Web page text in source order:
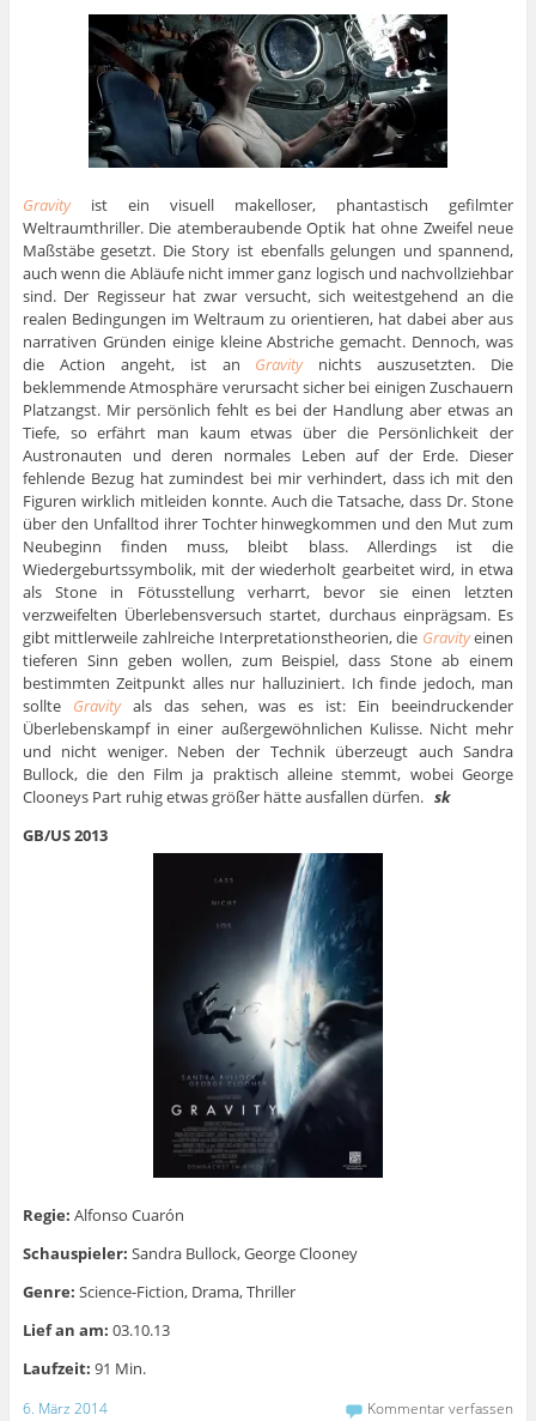
Gravity
ist ein visuell makelloser, phantastisch gefilmter
Weltraumthriller. Die atemberaubende Optik hat ohne Zweifel neue
Maßstäbe gesetzt. Die Story ist ebenfalls gelungen und spannend,
auch wenn die Abläufe nicht immer ganz logisch und nachvollziehbar
sind. Der Regisseur hat zwar versucht, sich weitestgehend an die
realen Bedingungen im Weltraum zu orientieren, hat dabei aber aus
narrativen Gründen einige kleine Abstriche gemacht. Dennoch, was
die Action angeht, ist an Gravitynichts auszusetzten. Die
beklemmende Atmosphäre verursacht sicher bei einigen Zuschauern
Platzangst. Mir persönlich fehlt es bei der Handlung aber etwas an
Tiefe, so erfährt man kaum etwas über die Persönlichkeit der
Austronauten und deren normales Leben auf der Erde. Dieser
fehlende Bezug hat zumindest bei mir verhindert, dass ich mit den
Figuren wirklich mitleiden konnte. Auch die Tatsache, dass Dr. Stone
über den Unfalltod ihrer Tochter hinwegkommen und den Mut zum
Neubeginn finden muss, bleibt blass. Allerdings ist die
Wiedergeburtssymbolik, mit der wiederholt gearbeitet wird, in etwa
als Stone in Fötusstellung verharrt, bevor sie einen letzten
verzweifelten Überlebensversuch startet, durchaus einprägsam. Es
gibt mittlerweile zahlreiche Interpretationstheorien, die Gravityeinen
tieferen Sinn geben wollen, zum Beispiel, dass Stone ab einem
bestimmten Zeitpunkt alles nur halluziniert. Ich finde jedoch, man
sollte Gravity als das sehen, was es ist: Ein beeindruckender
Überlebenskampf in einer außergewöhnlichen Kulisse. Nicht mehr
und nicht weniger. Neben der Technik überzeugt auch Sandra
Bullock, die den Film ja praktisch alleine stemmt, wobei George
Clooneys Part ruhig etwas größer hätte ausfallen dürfen. sk
GB/US 2013
Regie: Alfonso Cuarón
Schauspieler: Sandra Bullock, George Clooney
Genre: Science-Fiction, Drama, Thriller
Lief an am: 03.10.13
Laufzeit: 91 Min.
6. März 2014 Kommentar verfassen